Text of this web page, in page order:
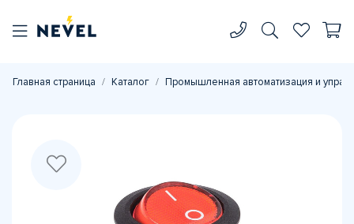
Главная страница Каталог Промышленная автоматизация и